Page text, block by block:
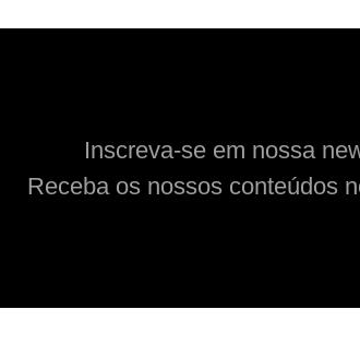
Inscreva-se em nossa
Receba os nossos conteúdos